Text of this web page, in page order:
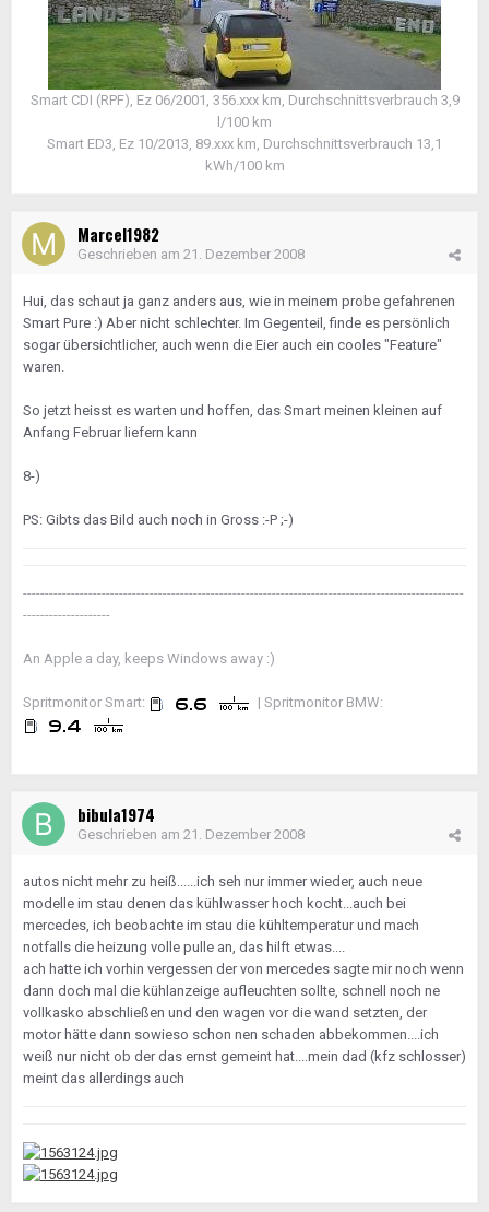
Smart CDI (RPF), Ez 06/2001, 356.xxx km, Durchschnittsverbrauch 3,9
l/100 km
Smart ED3, Ez 10/2013, 89.xxx km, Durchschnittsverbrauch 13,1
kWh/100 km
Marcel1982
Geschrieben am 21. Dezember 2008
Hui, das schaut ja ganz anders aus, wie in meinem probe gefahrenen
Smart Pure :) Aber nicht schlechter. Im Gegenteil, finde es persönlich
sogar übersichtlicher, auch wenn die Eier auch ein cooles "Feature"
waren.
So jetzt heisst es warten und hoffen, das Smart meinen kleinen auf
Anfang Februar liefern kann
8-)
PS: Gibts das Bild auch noch in Gross :-P ;-)
-----------------------------------------------------------------------------------------------------
--------------------
An Apple a day, keeps Windows away :)
Spritmonitor Smart: | Spritmonitor BMW:
bibula1974
Geschrieben am 21. Dezember 2008
autos nicht mehr zu heiß......ich seh nur immer wieder, auch neue
modelle im stau denen das kühlwasser hoch kocht...auch bei
mercedes, ich beobachte im stau die kühltemperatur und mach
notfalls die heizung volle pulle an, das hilft etwas....
ach hatte ich vorhin vergessen der von mercedes sagte mir noch wenn
dann doch mal die kühlanzeige aufleuchten sollte, schnell noch ne
vollkasko abschließen und den wagen vor die wand setzten, der
motor hätte dann sowieso schon nen schaden abbekommen....ich
weiß nur nicht ob der das ernst gemeint hat....mein dad (kfz schlosser)
meint das allerdings auch